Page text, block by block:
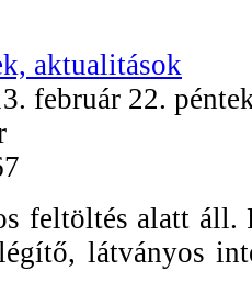
aktualitások
február 22.
feltöltés alatt áll.
látványos